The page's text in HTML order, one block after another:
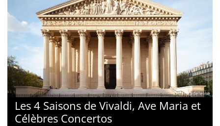
© La Madeleine
Les 4 Saisons de Vivaldi, Ave Maria et
Célèbres Concertos